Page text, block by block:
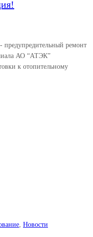
предупредительный ремонт
АО “АТЭК”
к отопительному
Новости